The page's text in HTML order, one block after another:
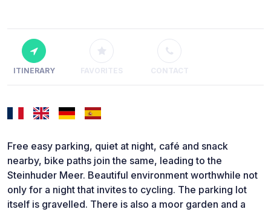
ITINERARY FAVORITES CONTACT
Free easy parking, quiet at night, café and snack
nearby, bike paths join the same, leading to the
Steinhuder Meer. Beautiful environment worthwhile not
only for a night that invites to cycling. The parking lot
itself is gravelled. There is also a moor garden and a